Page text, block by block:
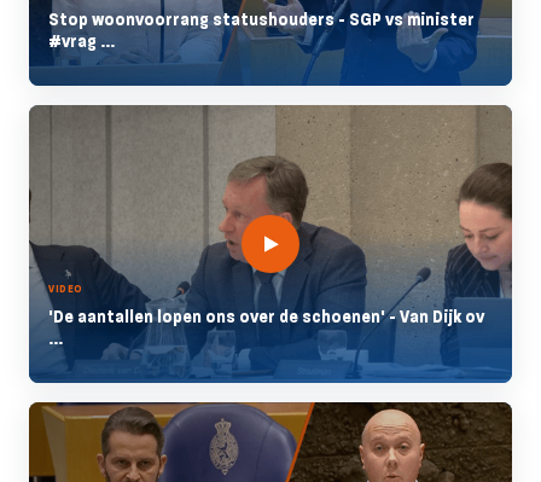
Stop woonvoorrang statushouders - SGP vs minister
#vrag ...
VIDEO
'De aantallen lopen ons over de schoenen' - Van Dijk ov
...